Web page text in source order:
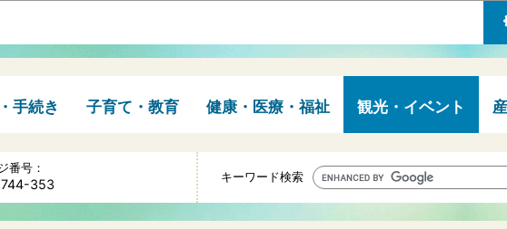
手続き 子育て・教育 健康・医療・福祉 観光・イベント
番号：
353 キーワード検索